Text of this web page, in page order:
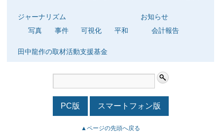
ジャーナリズム
写真
事件 可視化 平和
お知らせ
会計報告
田中龍作の取材活動支援基金
PC版 スマートフォン版
▲ページの先頭へ戻る